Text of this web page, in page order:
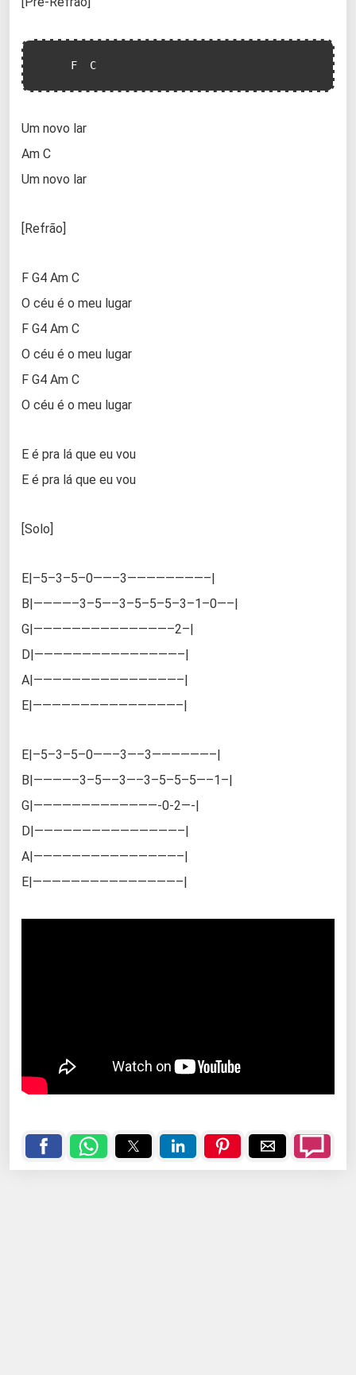
     F  C
Um novo lar
Am C
Um novo lar
[Refrão]
F G4 Am C
O céu é o meu lugar
F G4 Am C
O céu é o meu lugar
F G4 Am C
O céu é o meu lugar
E é pra lá que eu vou
E é pra lá que eu vou
[Solo]
E|–5–3–5–0——–3————————–|
B|————–3–5—–3–5–5–5–3–1–0—–|
G|——————————————–2–|
D|———————————————–|
A|———————————————–|
E|———————————————–|
E|–5–3–5–0——–3—–3——————–|
B|————–3–5—–3—–3–5–5–5—–1–|
G|—————————————-0-2—-|
D|———————————————–|
A|———————————————–|
E|———————————————–|